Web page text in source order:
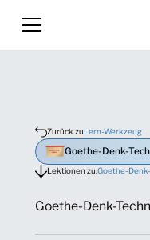
Zurück zuLern-Werkzeug
Goethe-Denk-
Lektionen zu:Goethe-
Goethe-Denk-